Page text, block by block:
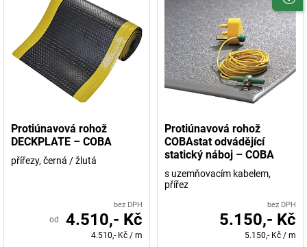
Protiúnavová rohož
DECKPLATE – COBA
přířezy, černá / žlutá
bez DPH
od 4.510,- Kč
4.510,- Kč / m
Protiúnavová rohož
COBAstat odvádějící
statický náboj – COBA
s uzemňovacím kabelem,
přířez
bez DPH
5.150,- Kč
5.150,- Kč / m